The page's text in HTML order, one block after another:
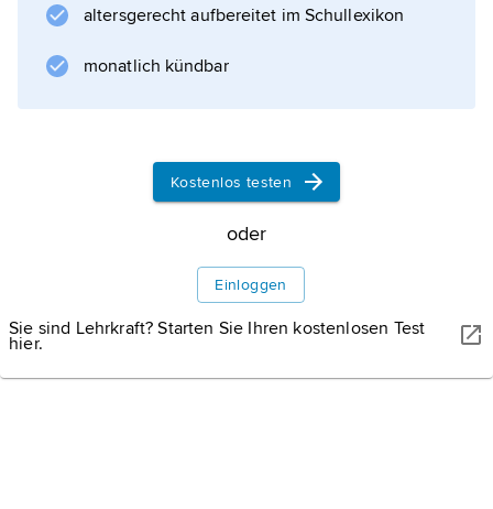
altersgerecht aufbereitet im Schullexikon
monatlich kündbar
Kostenlos testen
oder
Einloggen
Sie sind Lehrkraft? Starten Sie Ihren kostenlosen Test
hier.